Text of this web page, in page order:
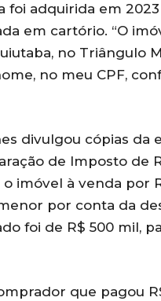
foi adquirida em
em cartório. “O
no Triângulo
no meu CPF,
divulgou cópias da
de Imposto de
imóvel à venda por
por conta da
foi de R$ 500 mil,
que pagou